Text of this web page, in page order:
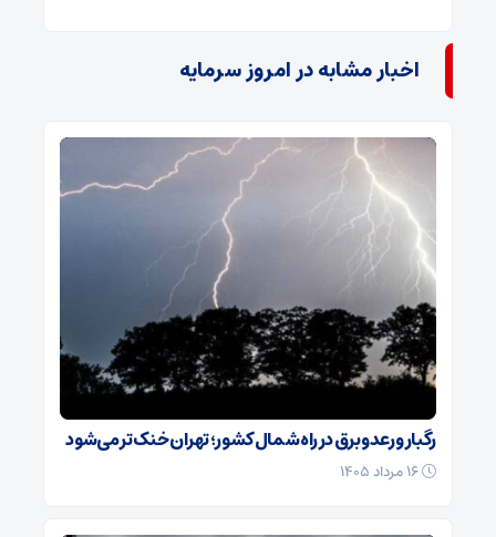
اخبار مشابه در امروز سرمایه
رگبار و رعدوبرق در راه شمال کشور؛ تهران خنک‌تر می‌شود